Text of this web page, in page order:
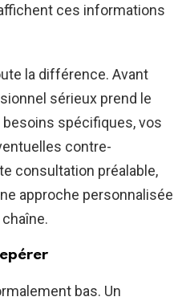
ces informations
la différence. Avant
sérieux prend le
spécifiques, vos
contre-
consultation préalable,
approche personnalisée
bas. Un